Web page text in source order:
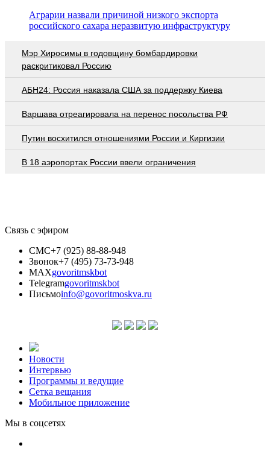
Аграрии назвали причиной низкого экспорта
российского сахара неразвитую инфраструктуру
Мэр Хиросимы в годовщину бомбардировки
раскритиковал Россию
АБН24: Россия наказала США за поддержку Киева
Варшава отреагировала на перенос посольства РФ
Путин восхитился отношениями России и Киргизии
В 18 аэропортах России ввели ограничения
Связь с эфиром
СМС+7 (925) 88-88-948
Звонок+7 (495) 73-73-948
MAXgovoritmskbot
Telegramgovoritmskbot
Письмоinfo@govoritmoskva.ru
Новости
Интервью
Программы и ведущие
Сетка вещания
Мобильное приложение
Мы в соцсетях